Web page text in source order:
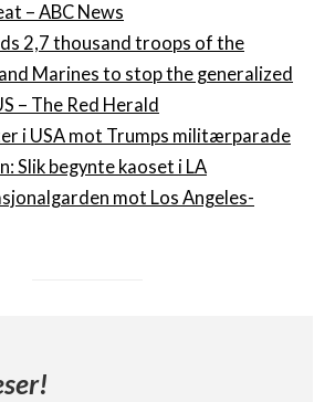
– ABC News
2,7 thousand troops of the
Marines to stop the generalized
– The Red Herald
i USA mot Trumps militærparade
Slik begynte kaoset i LA
mot Los Angeles-